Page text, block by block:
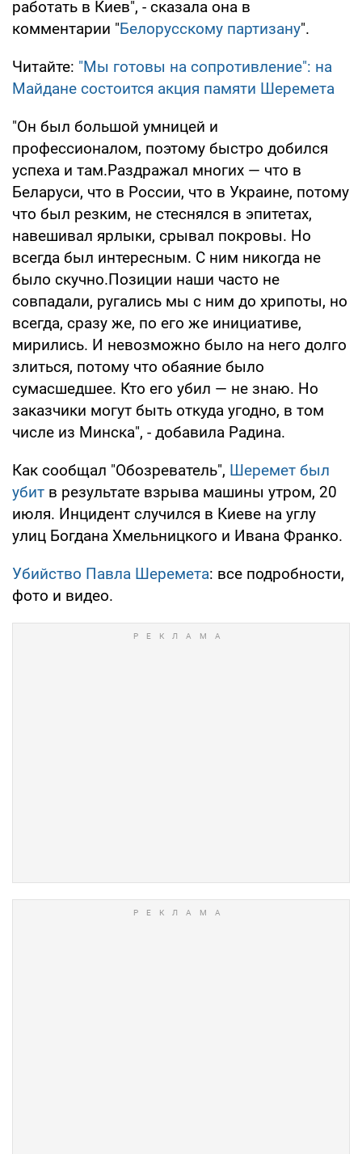
работать в Киев", - сказала она в
комментарии "Белорусскому партизану".
Читайте: "Мы готовы на сопротивление": на
Майдане состоится акция памяти Шеремета
"Он был большой умницей и
профессионалом, поэтому быстро добился
успеха и там.Раздражал многих — что в
Беларуси, что в России, что в Украине, потому
что был резким, не стеснялся в эпитетах,
навешивал ярлыки, срывал покровы. Но
всегда был интересным. С ним никогда не
было скучно.Позиции наши часто не
совпадали, ругались мы с ним до хрипоты, но
всегда, сразу же, по его же инициативе,
мирились. И невозможно было на него долго
злиться, потому что обаяние было
сумасшедшее. Кто его убил — не знаю. Но
заказчики могут быть откуда угодно, в том
числе из Минска", - добавила Радина.
Как сообщал "Обозреватель", Шеремет был
убит в результате взрыва машины утром, 20
июля. Инцидент случился в Киеве на углу
улиц Богдана Хмельницкого и Ивана Франко.
Убийство Павла Шеремета: все подробности,
фото и видео.